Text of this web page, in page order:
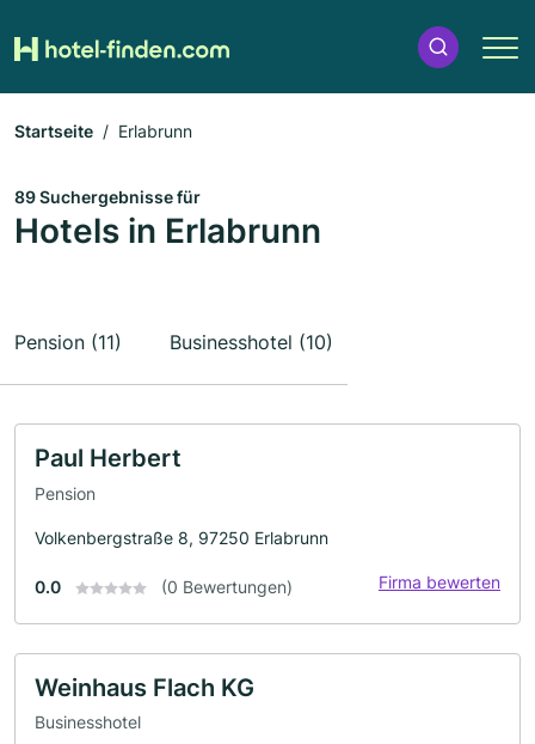
Startseite Erlabrunn
89 Suchergebnisse für
Hotels in Erlabrunn
Pension (11) Businesshotel (10)
Paul Herbert
Pension
Volkenbergstraße 8, 97250 Erlabrunn
0.0 (0 Bewertungen) Firma bewerten
Weinhaus Flach KG
Businesshotel